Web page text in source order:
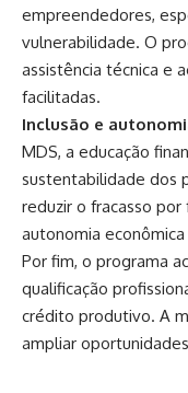
empreendedores,
vulnerabilidade. O
assistência técnica e
facilitadas.
Inclusão e
MDS, a educação
sustentabilidade dos
reduzir o fracasso
autonomia
Por fim, o programa
qualificação
crédito produtivo. A
ampliar